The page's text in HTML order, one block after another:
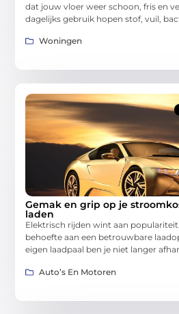
dat jouw vloer weer schoon, fris en
dagelijks gebruik hopen stof, vuil,
Woningen
Gemak en grip op je
laden
Elektrisch rijden wint aan
behoefte aan een betrouwbare
eigen laadpaal ben je niet langer
Auto’s En Motoren